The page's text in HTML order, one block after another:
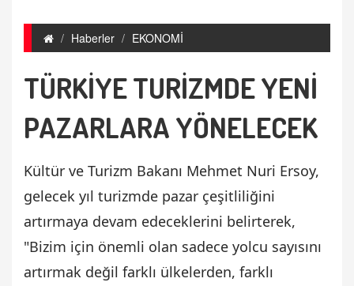
Haberler EKONOMİ
TÜRKİYE TURİZMDE YENİ
PAZARLARA YÖNELECEK
Kültür ve Turizm Bakanı Mehmet Nuri Ersoy,
gelecek yıl turizmde pazar çeşitliliğini
artırmaya devam edeceklerini belirterek,
"Bizim için önemli olan sadece yolcu sayısını
artırmak değil farklı ülkelerden, farklı